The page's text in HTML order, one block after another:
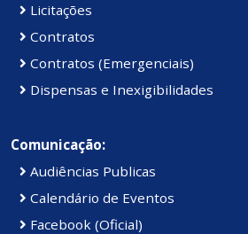
Licitações
Contratos
Contratos (Emergenciais)
Dispensas e Inexigibilidades
Comunicação:
Audiências Publicas
Calendário de Eventos
Facebook (Oficial)